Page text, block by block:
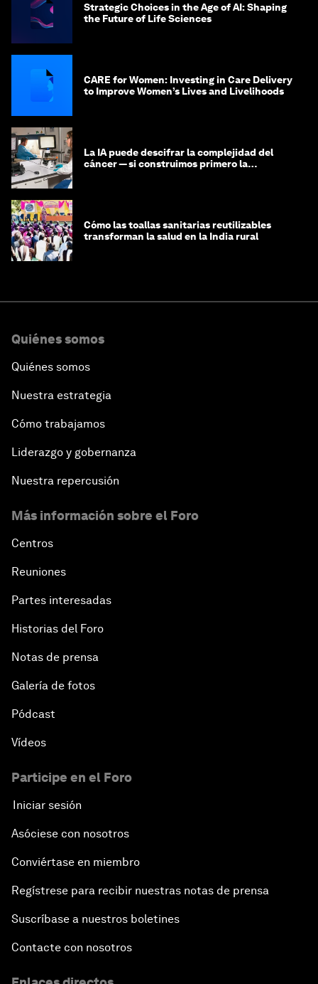
Strategic Choices in the Age of AI: Shaping
the Future of Life Sciences
CARE for Women: Investing in Care Delivery
to Improve Women’s Lives and Livelihoods
La IA puede descifrar la complejidad del
cáncer — si construimos primero la
Cómo las toallas sanitarias reutilizables
transforman la salud en la India rural
Quiénes somos
Quiénes somos
Nuestra estrategia
Cómo trabajamos
Liderazgo y gobernanza
Nuestra repercusión
Más información sobre el Foro
Centros
Reuniones
Partes interesadas
Historias del Foro
Notas de prensa
Galería de fotos
Pódcast
Vídeos
Participe en el Foro
Iniciar sesión
Asóciese con nosotros
Conviértase en miembro
Regístrese para recibir nuestras notas de prensa
Suscríbase a nuestros boletines
Contacte con nosotros